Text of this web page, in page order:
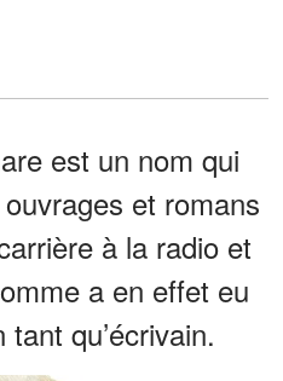
est un nom qui
et romans
à la radio et
a en effet eu
qu’écrivain.